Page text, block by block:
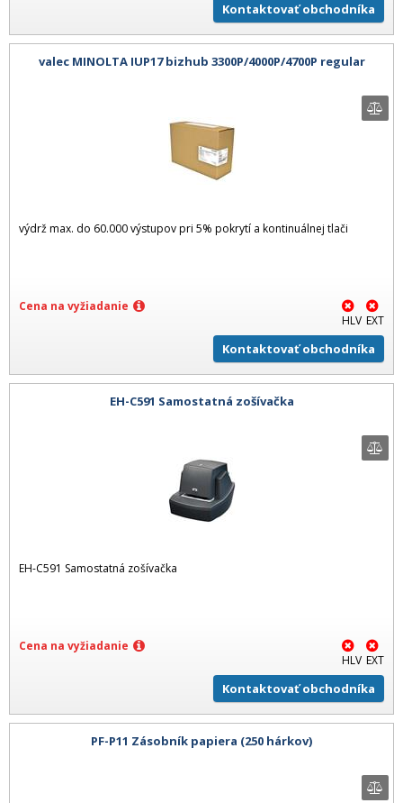
Kontaktovať obchodníka
valec MINOLTA IUP17 bizhub 3300P/4000P/4700P regular
výdrž max. do 60.000 výstupov pri 5% pokrytí a kontinuálnej tlači
Cena na vyžiadanie
HLV EXT
Kontaktovať obchodníka
EH-C591 Samostatná zošívačka
EH-C591 Samostatná zošívačka
Cena na vyžiadanie
HLV EXT
Kontaktovať obchodníka
PF-P11 Zásobník papiera (250 hárkov)